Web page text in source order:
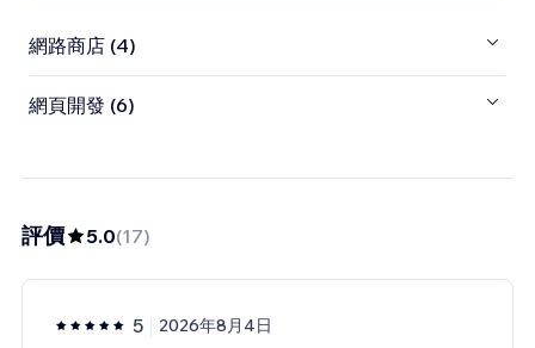
網路商店 (4)
網頁開發 (6)
評價 5.0(17)
5 2026年8月4日